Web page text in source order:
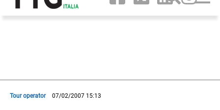
Tour operator 07/02/2007 15:13